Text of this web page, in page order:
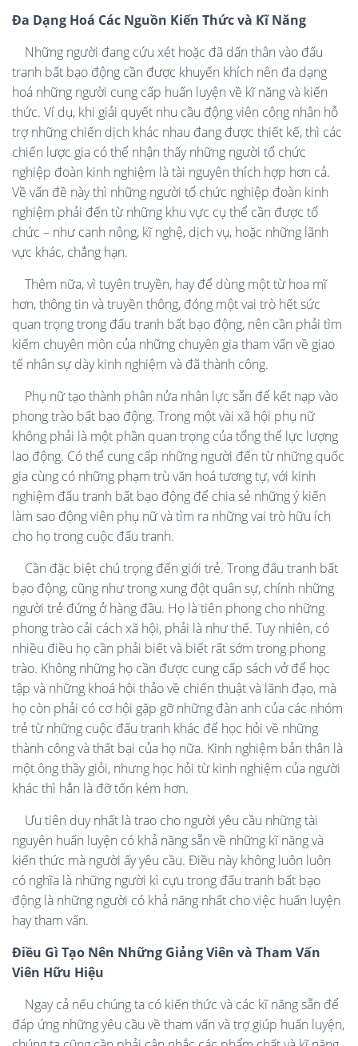
Đa Dạng Hoá Các Nguồn Kiến Thức và Kĩ Năng
Những người đang cứu xét hoặc đã dấn thân vào đấu
tranh bất bạo động cần được khuyến khích nên đa dạng
hoá những người cung cấp huấn luyện về kĩ năng và kiến
thức. Ví dụ, khi giải quyết nhu cầu động viên công nhân hỗ
trợ những chiến dịch khác nhau đang được thiết kế, thì các
chiến lược gia có thể nhận thấy những người tổ chức
nghiệp đoàn kinh nghiệm là tài nguyên thích hợp hơn cả.
Về vấn đề này thì những người tổ chức nghiệp đoàn kinh
nghiệm phải đến từ những khu vực cụ thể cần được tổ
chức – như canh nông, kĩ nghệ, dịch vụ, hoặc những lãnh
vực khác, chẳng hạn.
Thêm nữa, vì tuyên truyền, hay để dùng một từ hoa mĩ
hơn, thông tin và truyền thông, đóng một vai trò hết sức
quan trọng trong đấu tranh bất bạo động, nên cần phải tìm
kiếm chuyên môn của những chuyên gia tham vấn về giao
tế nhân sự dày kinh nghiệm và đã thành công.
Phụ nữ tạo thành phân nửa nhân lực sẵn để kết nạp vào
phong trào bất bạo động. Trong một vài xã hội phụ nữ
không phải là một phần quan trọng của tổng thể lực lượng
lao động. Có thể cung cấp những người đến từ những quốc
gia cùng có những phạm trù văn hoá tương tự, với kinh
nghiệm đấu tranh bất bạo động để chia sẻ những ý kiến
làm sao động viên phụ nữ và tìm ra những vai trò hữu ích
cho họ trong cuộc đấu tranh.
Cần đặc biệt chú trọng đến giới trẻ. Trong đấu tranh bất
bạo động, cũng như trong xung đột quân sự, chính những
người trẻ đứng ở hàng đầu. Họ là tiên phong cho những
phong trào cải cách xã hội, phải là như thế. Tuy nhiên, có
nhiều điều họ cần phải biết và biết rất sớm trong phong
trào. Không những họ cần được cung cấp sách vở để học
tập và những khoá hội thảo về chiến thuật và lãnh đạo, mà
họ còn phải có cơ hội gặp gỡ những đàn anh của các nhóm
trẻ từ những cuộc đấu tranh khác để học hỏi về những
thành công và thất bại của họ nữa. Kinh nghiệm bản thân là
một ông thầy giỏi, nhưng học hỏi từ kinh nghiệm của người
khác thì hẳn là đỡ tốn kém hơn.
Ưu tiên duy nhất là trao cho người yêu cầu những tài
nguyên huấn luyện có khả năng sẵn về những kĩ năng và
kiến thức mà người ấy yêu cầu. Điều này không luôn luôn
có nghĩa là những người kì cựu trong đấu tranh bất bạo
động là những người có khả năng nhất cho việc huấn luyện
hay tham vấn.
Điều Gì Tạo Nên Những Giảng Viên và Tham Vấn
Viên Hữu Hiệu
Ngay cả nếu chúng ta có kiến thức và các kĩ năng sẵn để
đáp ứng những yêu cầu về tham vấn và trợ giúp huấn luyện,